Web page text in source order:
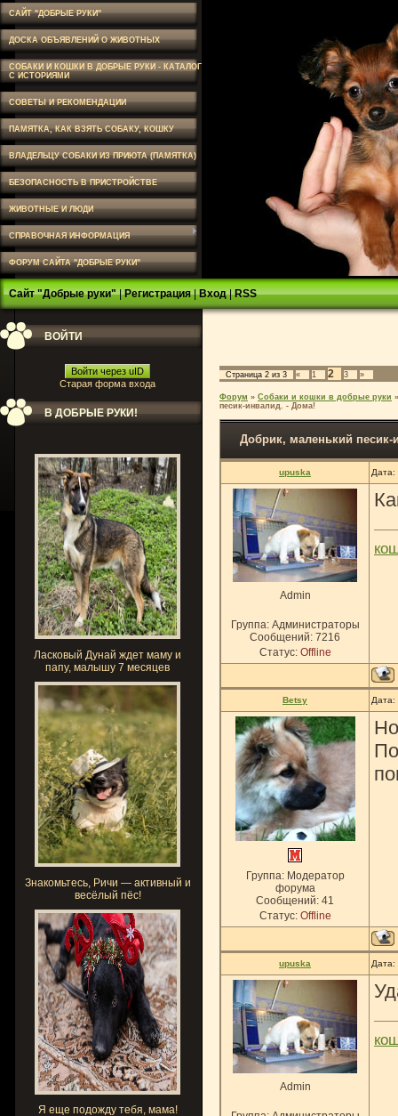
САЙТ "ДОБРЫЕ РУКИ"
ДОСКА ОБЪЯВЛЕНИЙ О ЖИВОТНЫХ
СОБАКИ И КОШКИ В ДОБРЫЕ РУКИ - КАТАЛОГ
С ИСТОРИЯМИ
СОВЕТЫ И РЕКОМЕНДАЦИИ
ПАМЯТКА, КАК ВЗЯТЬ СОБАКУ, КОШКУ
ВЛАДЕЛЬЦУ СОБАКИ ИЗ ПРИЮТА (ПАМЯТКА)
БЕЗОПАСНОСТЬ В ПРИСТРОЙСТВЕ
ЖИВОТНЫЕ И ЛЮДИ
СПРАВОЧНАЯ ИНФОРМАЦИЯ
ФОРУМ САЙТА "ДОБРЫЕ РУКИ"
Сайт "Добрые руки"|Регистрация|Вход|RSS
ВОЙТИ
Войти через uID
Старая форма входа
В ДОБРЫЕ РУКИ!
Ласковый Дунай ждет маму и
папу, малышу 7 месяцев
Знакомьтесь, Ричи — активный и
весёлый пёс!
Я еще подожду тебя, мама!
Страница 2 из 3 « 1 2 3 »
Форум » Собаки и кошки в добрые руки »
песик-инвалид. - Дома!
Добрик, маленький
upuska
Admin
Группа: Администраторы
Сообщений: 7216
Статус: Offline
Betsy Дата:
Группа: Модератор
форума
Сообщений: 41
Статус: Offline
upuska Дата:
Admin